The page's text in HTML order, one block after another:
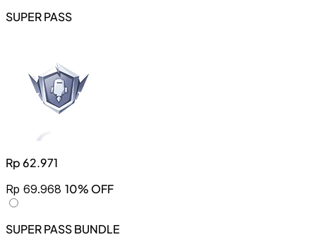
SUPER PASS
Rp 62.971
Rp 69.968 10% OFF
SUPER PASS BUNDLE